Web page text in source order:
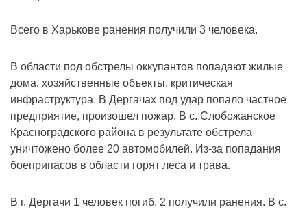
Всего в Харькове ранения получили 3 человека.
В области под обстрелы оккупантов попадают жилые
дома, хозяйственные объекты, критическая
инфраструктура. В Дергачах под удар попало частное
предприятие, произошел пожар. В с. Слобожанское
Красноградского района в результате обстрела
уничтожено более 20 автомобилей. Из-за попадания
боеприпасов в области горят леса и трава.
В г. Дергачи 1 человек погиб, 2 получили ранения. В с.